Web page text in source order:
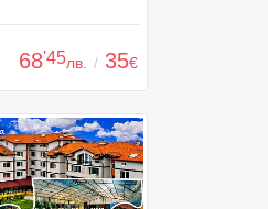
68'45лв. / 35€